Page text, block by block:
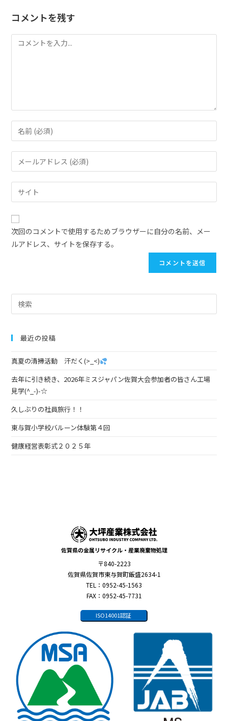
コメントを残す
次回のコメントで使用するためブラウザーに自分の名前、メー
ルアドレス、サイトを保存する。
最近の投稿
真夏の清掃活動 汗だく(>_<)
去年に引き続き、2026年ミスジャパン佐賀大会参加者の皆さん工場
見学(^_-)-☆
久しぶりの社員旅行！！
東与賀小学校バルーン体験第４回
健康経営表彰式２０２５年
佐賀県の金属リサイクル・産業廃棄物処理
〒840-2223
佐賀県佐賀市東与賀町飯盛2634-1
TEL：0952-45-1563
FAX：0952-45-7731
ISO14001認証